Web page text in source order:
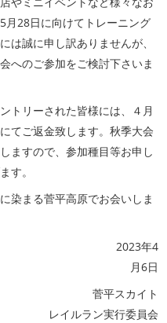
月28日に向けてトレーニング
は誠に申し訳ありませんが、
へのご参加をご検討下さいま
トリーされた皆様には、４月
てご返金致します。秋季大会
ますので、参加種目等お申し
す。
染まる菅平高原でお会いしま
年4
月6日
イト
レイルラン実行委員会